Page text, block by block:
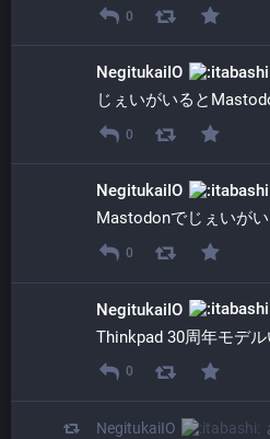
0
NegitukaiIO
じぇいがいると
0
NegitukaiIO
Mastodonでじぇいが
0
NegitukaiIO
Thinkpad 30周年モデ
0
NegitukaiIO